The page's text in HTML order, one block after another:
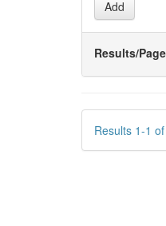
Results/Page
Results 1-1